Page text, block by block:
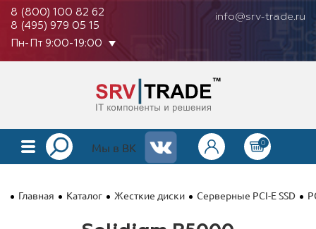
8 (800) 100 82 62
8 (495) 979 05 15
info@srv-trade.ru
Пн-Пт 9:00-19:00
КАТАЛОГ
Мы в ВК 0
Главная Каталог Жесткие диски Серверные PCI-E SSD